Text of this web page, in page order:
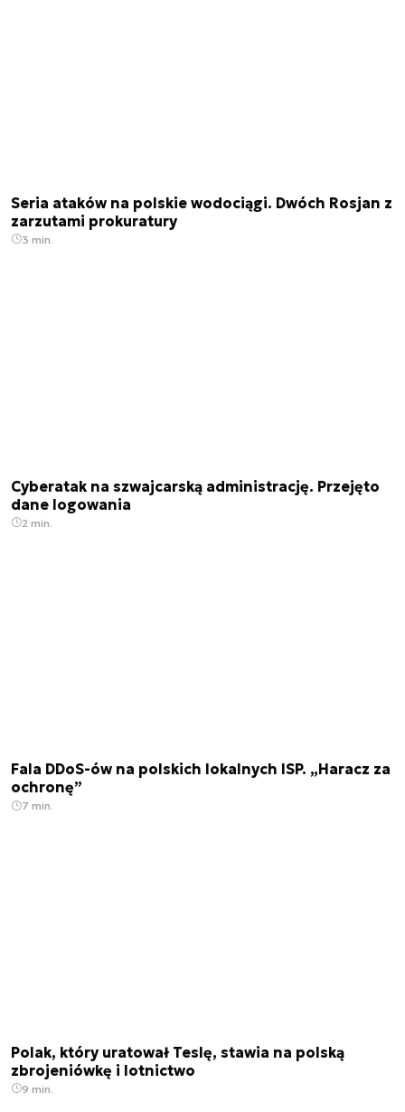
Seria ataków na polskie wodociągi. Dwóch Rosjan z
zarzutami prokuratury
3 min.
Cyberatak na szwajcarską administrację. Przejęto
dane logowania
2 min.
Fala DDoS-ów na polskich lokalnych ISP. „Haracz za
ochronę”
7 min.
Polak, który uratował Teslę, stawia na polską
zbrojeniówkę i lotnictwo
9 min.